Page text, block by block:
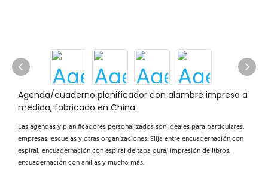
Agenda/cuaderno planificador con alambre impreso a
medida, fabricado en China.
Las agendas y planificadores personalizados son ideales para particulares,
empresas, escuelas y otras organizaciones. Elija entre encuadernación con
espiral, encuadernación con espiral de tapa dura, impresión de libros,
encuadernación con anillas y mucho más.